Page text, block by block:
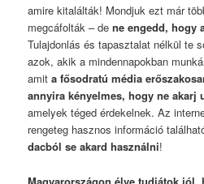
amire kitalálták! Mondjuk ezt már
megcáfolták – dene engedd, hogy
Tulajdonlás és tapasztalat nélkül te
azok, akik a mindennapokban
amita fősodratú média
annyira kényelmes, hogy ne akarj
amelyek téged érdekelnek. Az
rengeteg hasznos információ
dacból se akard használni!
Magyarországon élve tudjátok jól,